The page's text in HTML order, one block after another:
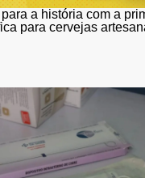
a história com a
para cervejas